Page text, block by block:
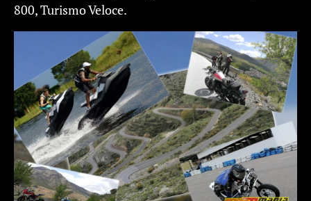
800, Turismo Veloce.